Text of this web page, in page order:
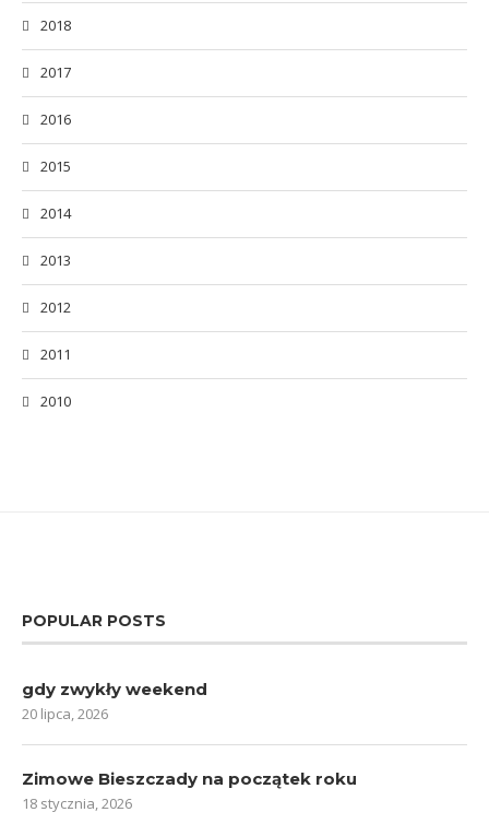
2018
2017
2016
2015
2014
2013
2012
2011
2010
POPULAR POSTS
gdy zwykły weekend
20 lipca, 2026
Zimowe Bieszczady na początek roku
18 stycznia, 2026